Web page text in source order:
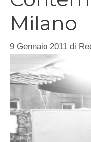
Milano
9 Gennaio 2011 di